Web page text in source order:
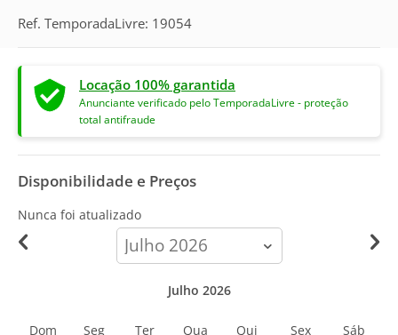
Ref. TemporadaLivre: 19054
Locação 100% garantida
Anunciante verificado pelo TemporadaLivre - proteção
total antifraude
Disponibilidade e Preços
Nunca foi atualizado
calendar-
month
Julho 2026
Dom Seg Ter Qua Qui Sex Sáb